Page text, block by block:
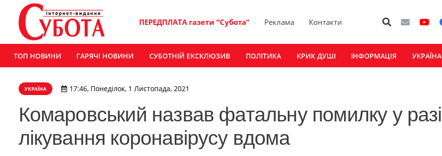
ПЕРЕДПЛАТА газети “Субота” Реклама Контакти
ТОП НОВИНИ ГАРЯЧІ НОВИНИ СУБОТНІЙ ЕКСКЛЮЗИВ ПОЛІТИКА КРИК ДУШІ ІНФОРМАЦІЯ УКРАЇНА
УКРАЇНА 17:46, Понеділок, 1 Листопада, 2021
Комаровський назвав фатальну помилку у разі
лікування коронавірусу вдома